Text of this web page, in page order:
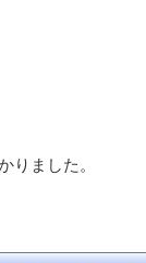
りました。